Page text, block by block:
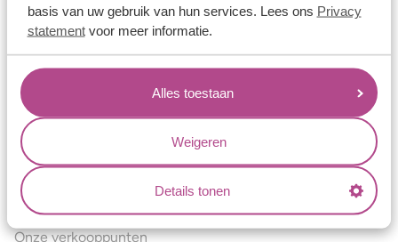
basis van uw gebruik van hun services. Lees ons Privacy
statementvoor meer informatie.
Alles toestaan
Weigeren
Details tonen
Certificaten
Blogs
Jouw voordelen
Conflictvrije Materialen
Oneindig veel mogelijkheden
Kwaliteit
Juweliers & Contact
Onze verkooppunten